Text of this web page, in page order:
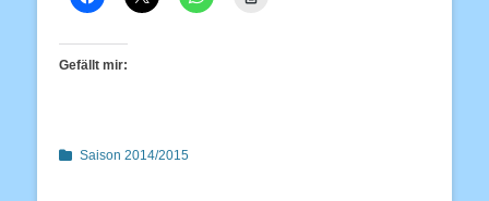
Gefällt mir:
Kategorien
Saison 2014/2015